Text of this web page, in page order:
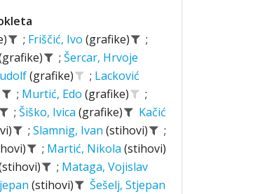
; Friščić, Ivo (grafike)
;
; Šercar, Hrvoje
(grafike) ; Lacković
; Murtić, Edo (grafike)
;
; Šiško, Ivica (grafike)
Kačić
; Slamnig, Ivan (stihovi)
;
; Martić, Nikola (stihovi)
; Mataga, Vojislav
(stihovi)
Šešelj, Stjepan